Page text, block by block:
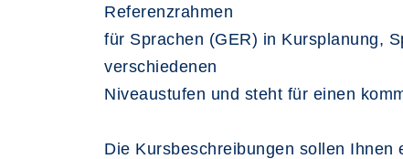
Referenzrahmen
für Sprachen (GER) in Kursplanung,
verschiedenen
Niveaustufen und steht für einen
Die Kursbeschreibungen sollen